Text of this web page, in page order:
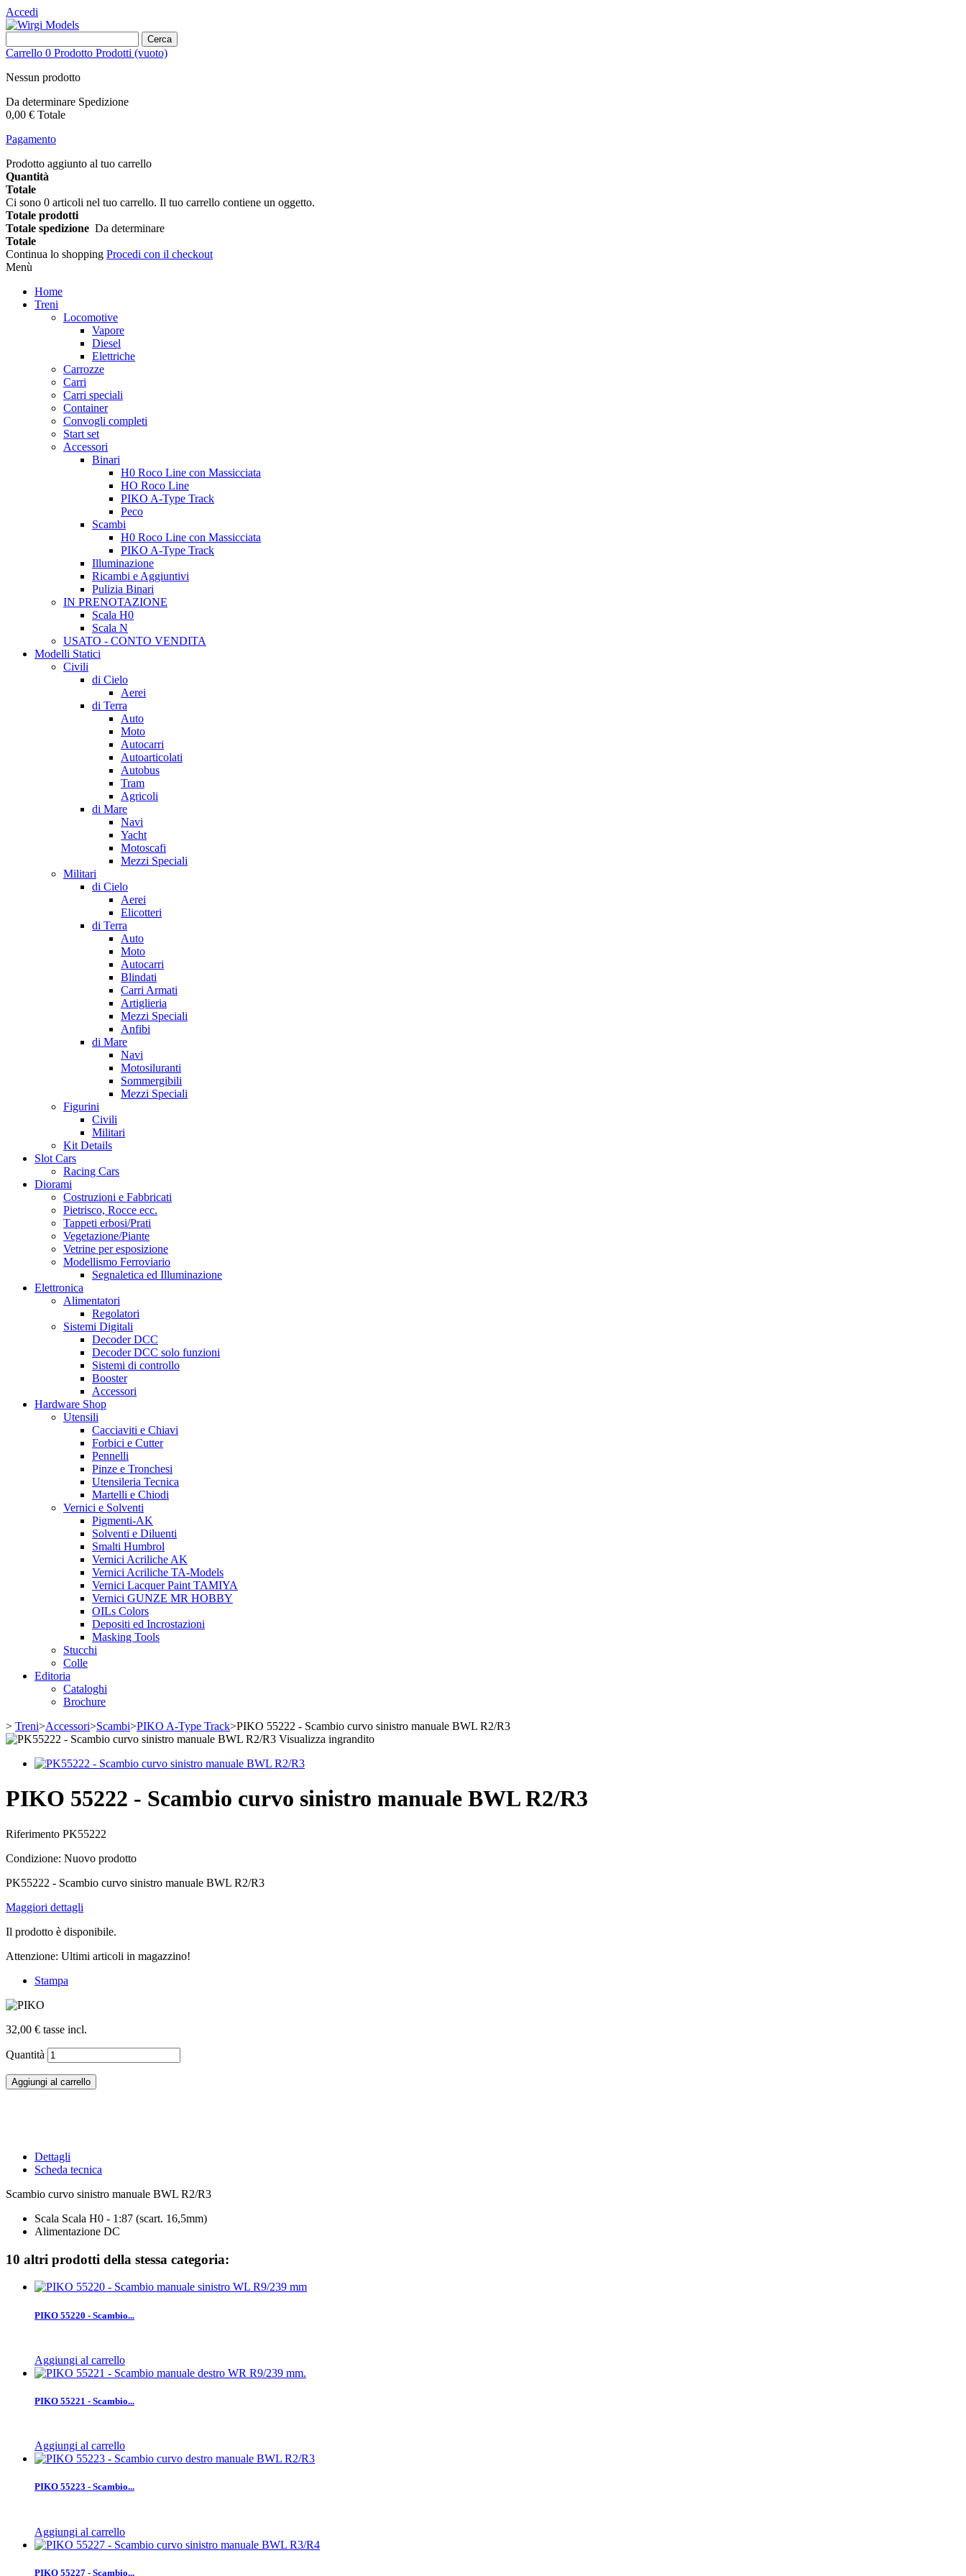
Accedi
Cerca
Carrello 0 Prodotto Prodotti (vuoto)
Nessun prodotto
Da determinare Spedizione
0,00 € Totale
Pagamento
Prodotto aggiunto al tuo carrello
Quantità
Totale
Ci sono 0 articoli nel tuo carrello. Il tuo carrello contiene un oggetto.
Totale prodotti
Totale spedizione Da determinare
Totale
Continua lo shopping Procedi con il checkout
Menù
Home
Treni
Locomotive
Vapore
Diesel
Elettriche
Carrozze
Carri
Carri speciali
Container
Convogli completi
Start set
Accessori
Binari
H0 Roco Line con Massicciata
HO Roco Line
PIKO A-Type Track
Peco
Scambi
H0 Roco Line con Massicciata
PIKO A-Type Track
Illuminazione
Ricambi e Aggiuntivi
Pulizia Binari
IN PRENOTAZIONE
Scala H0
Scala N
USATO - CONTO VENDITA
Modelli Statici
Civili
di Cielo
Aerei
di Terra
Auto
Moto
Autocarri
Autoarticolati
Autobus
Tram
Agricoli
di Mare
Navi
Yacht
Motoscafi
Mezzi Speciali
Militari
di Cielo
Aerei
Elicotteri
di Terra
Auto
Moto
Autocarri
Blindati
Carri Armati
Artiglieria
Mezzi Speciali
Anfibi
di Mare
Navi
Motosiluranti
Sommergibili
Mezzi Speciali
Figurini
Civili
Militari
Kit Details
Slot Cars
Racing Cars
Diorami
Costruzioni e Fabbricati
Pietrisco, Rocce ecc.
Tappeti erbosi/Prati
Vegetazione/Piante
Vetrine per esposizione
Modellismo Ferroviario
Segnaletica ed Illuminazione
Elettronica
Alimentatori
Regolatori
Sistemi Digitali
Decoder DCC
Decoder DCC solo funzioni
Sistemi di controllo
Booster
Accessori
Hardware Shop
Utensili
Cacciaviti e Chiavi
Forbici e Cutter
Pennelli
Pinze e Tronchesi
Utensileria Tecnica
Martelli e Chiodi
Vernici e Solventi
Pigmenti-AK
Solventi e Diluenti
Smalti Humbrol
Vernici Acriliche AK
Vernici Acriliche TA-Models
Vernici Lacquer Paint TAMIYA
Vernici GUNZE MR HOBBY
OILs Colors
Depositi ed Incrostazioni
Masking Tools
Stucchi
Colle
Editoria
Cataloghi
Brochure
> Treni>Accessori>Scambi>PIKO A-Type Track>PIKO 55222 - Scambio curvo sinistro manuale BWL R2/R3
Visualizza ingrandito
PIKO 55222 - Scambio curvo sinistro manuale BWL R2/R3
Riferimento PK55222
Condizione: Nuovo prodotto
PK55222 - Scambio curvo sinistro manuale BWL R2/R3
Maggiori dettagli
Il prodotto è disponibile.
Attenzione: Ultimi articoli in magazzino!
Stampa
32,00 € tasse incl.
Quantità
Aggiungi al carrello
Dettagli
Scheda tecnica
Scambio curvo sinistro manuale BWL R2/R3
Scala Scala H0 - 1:87 (scart. 16,5mm)
Alimentazione DC
10 altri prodotti della stessa categoria:
PIKO 55220 - Scambio...
Aggiungi al carrello
PIKO 55221 - Scambio...
Aggiungi al carrello
PIKO 55223 - Scambio...
Aggiungi al carrello
PIKO 55227 - Scambio...